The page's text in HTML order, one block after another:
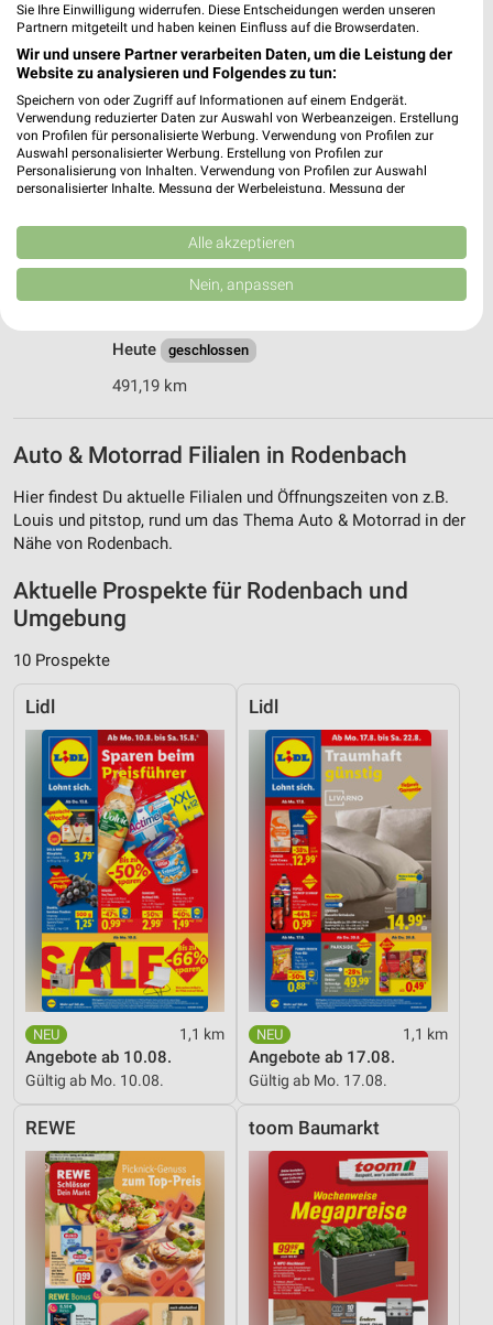
Autohaus Schläfer Grünstadt
Obersülzer Straße 35
67269 Grünstadt
Heute geschlossen
491,32 km
❯
Autohaus Christmann | Peugeot Vertragspartner
Grünstadt
Ferdinand-Porsche-Str. 6
Heute
geschlossen
491,19 km
Auto & Motorrad Filialen in Rodenbach
Hier findest Du aktuelle Filialen und Öffnungszeiten von z.B.
Louis und pitstop, rund um das Thema Auto & Motorrad in der
Nähe von Rodenbach.
Aktuelle Prospekte für Rodenbach und
Umgebung
10 Prospekte
Lidl
1,1 km
Angebote ab 10.08.
Gültig ab Mo. 10.08.
Lidl
1,1 km
Angebote ab 17.08.
Gültig ab Mo. 17.08.
REWE toom Baumarkt
Sie Ihre Einwilligung widerrufen. Diese Entscheidungen werden unseren
Partnern mitgeteilt und haben keinen Einfluss auf die Browserdaten.
Wir und unsere Partner verarbeiten Daten, um die Leistung der
Website zu analysieren und Folgendes zu tun:
Speichern von oder Zugriff auf Informationen auf einem Endgerät.
Verwendung reduzierter Daten zur Auswahl von Werbeanzeigen. Erstellung
von Profilen für personalisierte Werbung. Verwendung von Profilen zur
Auswahl personalisierter Werbung. Erstellung von Profilen zur
Personalisierung von Inhalten. Verwendung von Profilen zur Auswahl
personalisierter Inhalte. Messung der Werbeleistung. Messung der
Kombinationen von Daten aus verschiedenen Quellen. Entwicklung und
Verbesserung der Angebote. Verwendung reduzierter Daten zur Auswahl
von Inhalten.
Daten können außerhalb der Europäischen Union weitergegeben und in die
USA gesendet werden.
Website/App.
Partnerliste anzeigen (1 IAB-Anbieter)
Wir nutzen Ihre Daten für folgende Zwecke:
Speichern von oder Zugriff auf Informationen
Verwendung reduzierter Daten zur Auswahl von
Werbeanzeigen
Erstellung von Profilen für personalisierte
Werbung
personalisierter Werbung
Erstellung von Profilen zur Personalisierung
von Inhalten
Verwendung von Profilen zur Auswahl
personalisierter Inhalte
Messung der Werbeleistung
Messung der Performance von Inhalten
Analyse von Zielgruppen durch Statistiken oder
Kombinationen von Daten aus verschiedenen
Quellen
Entwicklung und Verbesserung der Angebote
Verwendung reduzierter Daten zur Auswahl von
Inhalten
Geräte anhand von aktiv angeforderten
Informationen identifizieren
Nicht-IAB-Verarbeitungszwecke:
Notwendig
Alle akzeptieren
Nein, anpassen